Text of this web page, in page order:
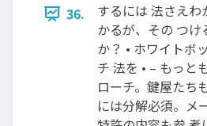
36.
するには 法さえ
かるが、その つ
か？ • ホワイトボ
チ 法を • – もっと
ローチ。鍵屋たち
には分解必須。メ